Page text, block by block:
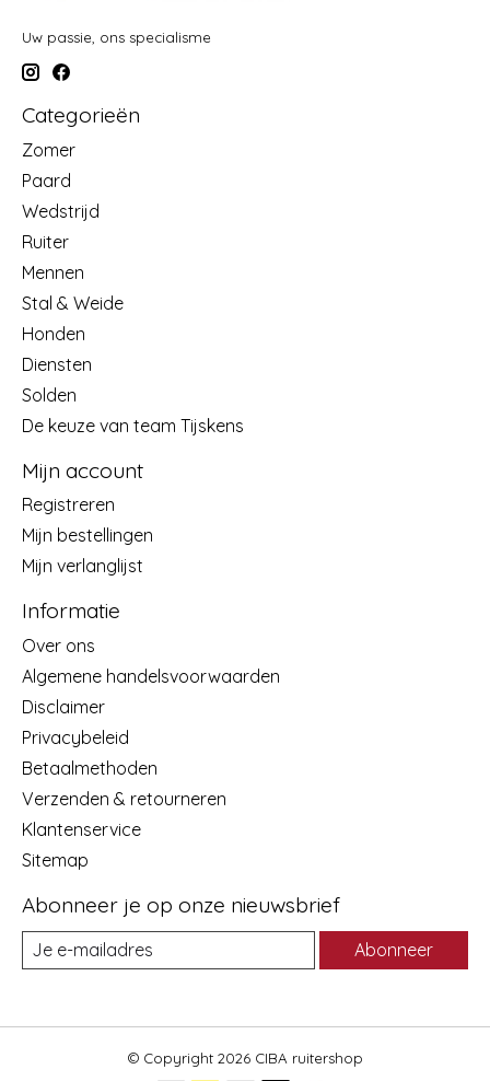
Uw passie, ons specialisme
Categorieën
Zomer
Paard
Wedstrijd
Ruiter
Mennen
Stal & Weide
Honden
Diensten
Solden
De keuze van team Tijskens
Mijn account
Registreren
Mijn bestellingen
Mijn verlanglijst
Informatie
Over ons
Algemene handelsvoorwaarden
Disclaimer
Privacybeleid
Betaalmethoden
Verzenden & retourneren
Klantenservice
Sitemap
Abonneer je op onze nieuwsbrief
Abonneer
© Copyright 2026 CIBA ruitershop